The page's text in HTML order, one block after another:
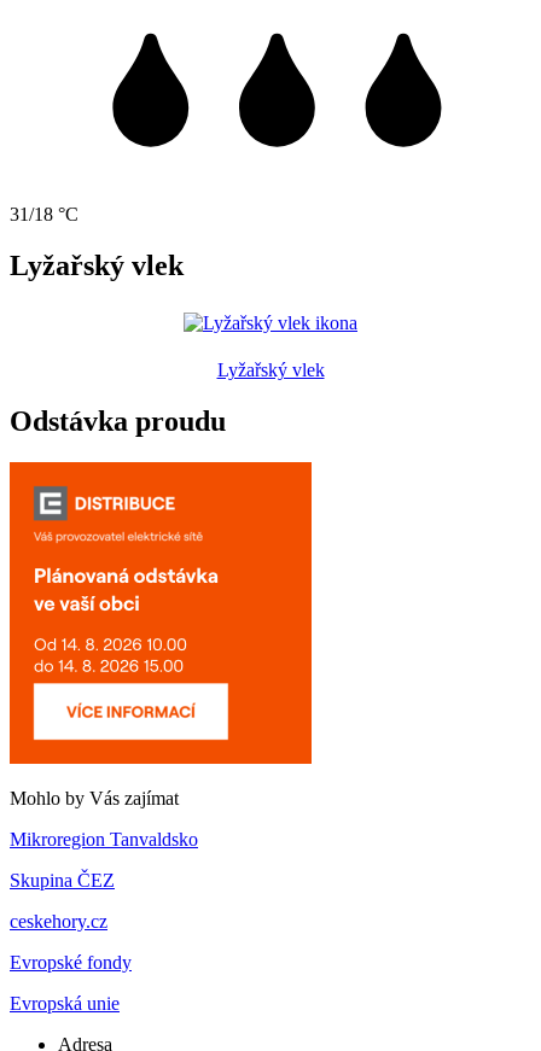
31/18 °C
Lyžařský vlek
Lyžařský vlek
Odstávka proudu
Mohlo by Vás zajímat
Mikroregion Tanvaldsko
Skupina ČEZ
ceskehory.cz
Evropské fondy
Evropská unie
Adresa